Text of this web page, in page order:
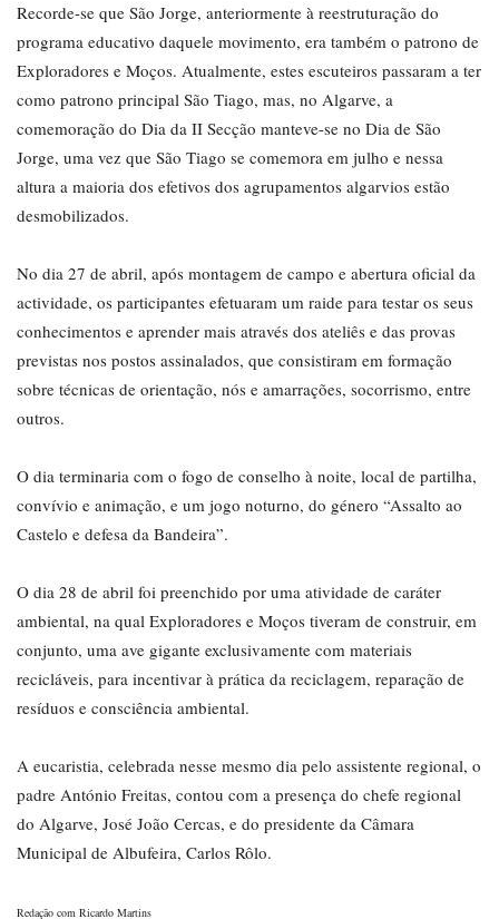
Recorde-se que São Jorge, anteriormente à reestruturação do
programa educativo daquele movimento, era também o patrono de
Exploradores e Moços. Atualmente, estes escuteiros passaram a ter
como patrono principal São Tiago, mas, no Algarve, a
comemoração do Dia da II Secção manteve-se no Dia de São
Jorge, uma vez que São Tiago se comemora em julho e nessa
altura a maioria dos efetivos dos agrupamentos algarvios estão
desmobilizados.
No dia 27 de abril, após montagem de campo e abertura oficial da
actividade, os participantes efetuaram um raide para testar os seus
conhecimentos e aprender mais através dos ateliês e das provas
previstas nos postos assinalados, que consistiram em formação
sobre técnicas de orientação, nós e amarrações, socorrismo, entre
outros.
O dia terminaria com o fogo de conselho à noite, local de partilha,
convívio e animação, e um jogo noturno, do género “Assalto ao
Castelo e defesa da Bandeira”.
O dia 28 de abril foi preenchido por uma atividade de caráter
ambiental, na qual Exploradores e Moços tiveram de construir, em
conjunto, uma ave gigante exclusivamente com materiais
recicláveis, para incentivar à prática da reciclagem, reparação de
resíduos e consciência ambiental.
A eucaristia, celebrada nesse mesmo dia pelo assistente regional, o
padre António Freitas, contou com a presença do chefe regional
do Algarve, José João Cercas, e do presidente da Câmara
Municipal de Albufeira, Carlos Rôlo.
Redação com Ricardo Martins